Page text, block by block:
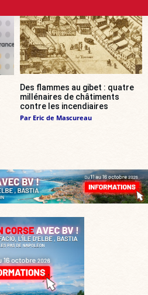
Des flammes au gibet : quatre
millénaires de châtiments
contre les incendiaires
Par Eric de Mascureau